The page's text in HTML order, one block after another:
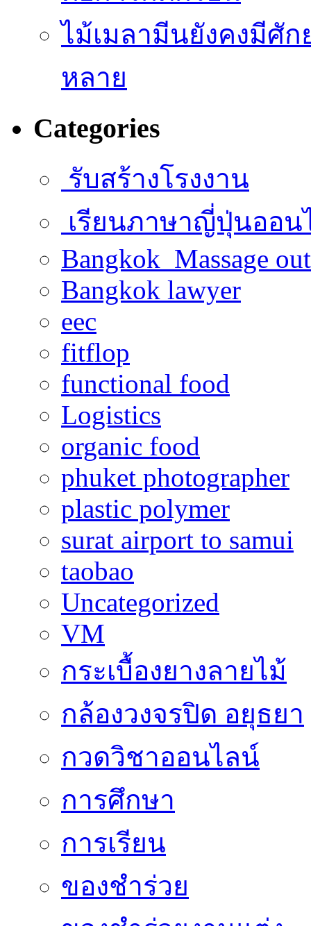
ไม้เมลามีนยังคงมีศั
หลาย
Categories
รับสร้างโรงงาน
เรียนภาษาญี่ปุ่นออน
Bangkok Massage
Bangkok lawyer
eec
fitflop
functional food
Logistics
organic food
phuket photographer
plastic polymer
surat airport to samui
taobao
Uncategorized
VM
กระเบื้องยางลายไม้
กล้องวงจรปิด อยุธยา
กวดวิชาออนไลน์
การศึกษา
การเรียน
ของชำร่วย